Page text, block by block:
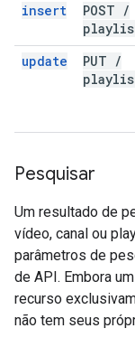
insert POST /
update PUT /
Pesquisar
Um resultado de
vídeo, canal ou
parâmetros de
de API. Embora
recurso
não tem seus